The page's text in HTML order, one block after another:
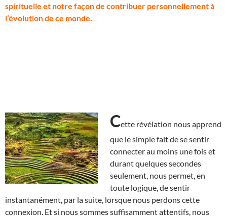
spirituelle et notre façon de contribuer personnellement à
l’évolution de ce monde.
Cette révélation nous apprend
que le simple fait de se sentir
connecter au moins une fois et
durant quelques secondes
seulement, nous permet, en
toute logique, de sentir
instantanément, par la suite, lorsque nous perdons cette
connexion. Et si nous sommes suffisamment attentifs, nous